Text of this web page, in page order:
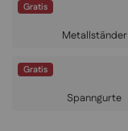
Gratis
Metallständer
Gratis
Spanngurte